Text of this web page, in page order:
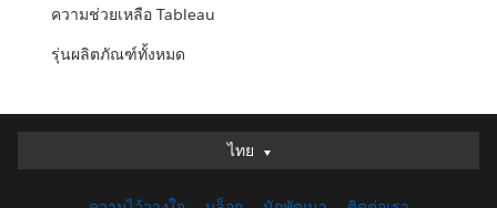
ความช่วยเหลือ Tableau
รุ่นผลิตภัณฑ์ทั้งหมด
ไทย
ไทย